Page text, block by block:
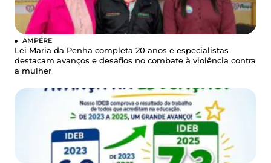
AMPÉRE
Lei Maria da Penha completa 20 anos e especialistas
destacam avanços e desafios no combate à violência contra
a mulher